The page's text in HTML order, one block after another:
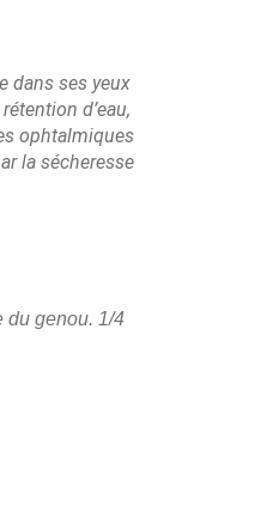
dans ses yeux
d’eau,
ophtalmiques
la sécheresse
du genou. 1/4